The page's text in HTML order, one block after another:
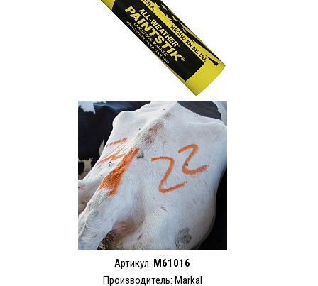
Артикул: M61016
Производитель: Markal